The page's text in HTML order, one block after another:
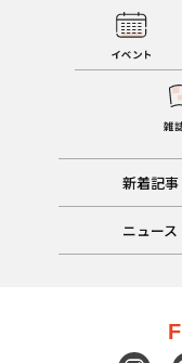
新着記事
ニュース